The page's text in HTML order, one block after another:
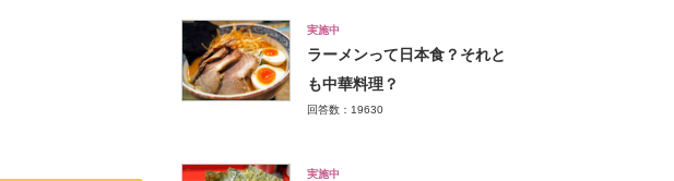
実施中
ラーメンって日本食？それと
も中華料理？
回答数：19630
実施中